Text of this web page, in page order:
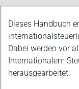
Beschreibung
Dieses Handbuch
Dabei werden vor
Internationalem
herausgearbeitet.